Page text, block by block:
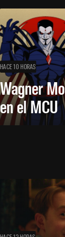
HACE 10 HORAS
Wagner
en el MCU